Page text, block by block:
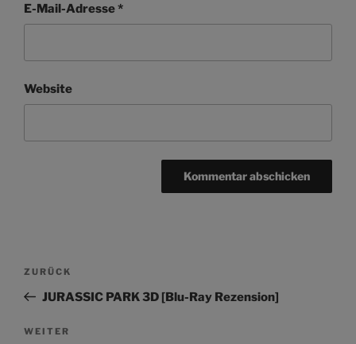
E-Mail-Adresse*
Website
Beitragsnavigation
Vorheriger
Beitrag
ZURÜCK
JURASSIC PARK 3D [Blu-Ray Rezension]
Nächster
WEITER